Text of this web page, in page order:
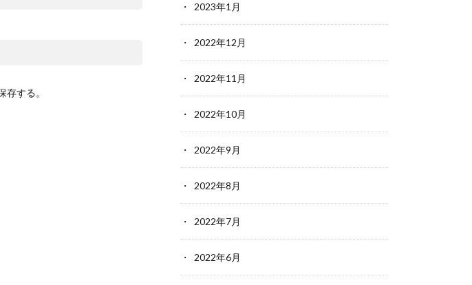
する。
2023年1月
2022年12月
2022年11月
2022年10月
2022年9月
2022年8月
2022年7月
2022年6月